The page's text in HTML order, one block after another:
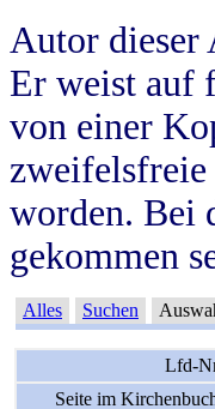
Autor dieser
Er weist auf
von einer
worden. Bei
gekommen
Alles Suchen
Lfd-
Seite im